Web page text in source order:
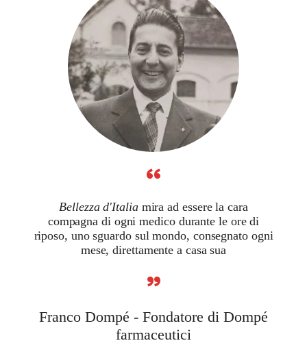
“
Bellezza d'Italiamira ad essere la cara
compagna di ogni medico durante le ore di
riposo, uno sguardo sul mondo, consegnato ogni
mese, direttamente a casa sua
”
Franco Dompé - Fondatore di Dompé
farmaceutici